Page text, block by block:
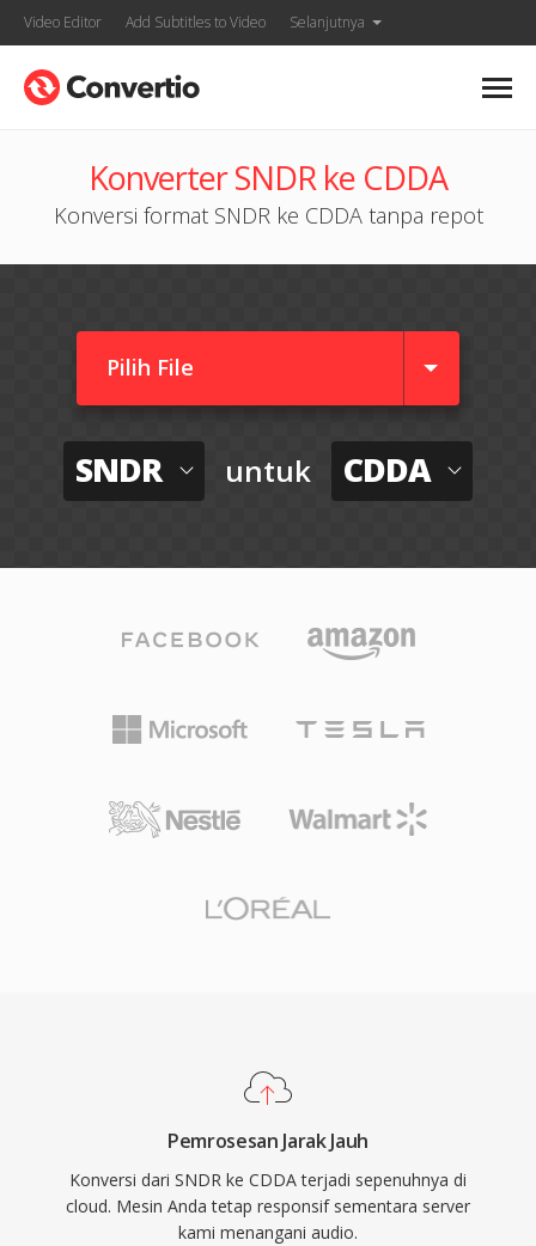
Video Editor Add Subtitles to Video Selanjutnya
Konverter SNDR ke CDDA
Konversi format SNDR ke CDDA tanpa repot
Pilih File
SNDR untuk CDDA
Pemrosesan Jarak Jauh
Konversi dari SNDR ke CDDA terjadi sepenuhnya di
cloud. Mesin Anda tetap responsif sementara server
kami menangani audio.